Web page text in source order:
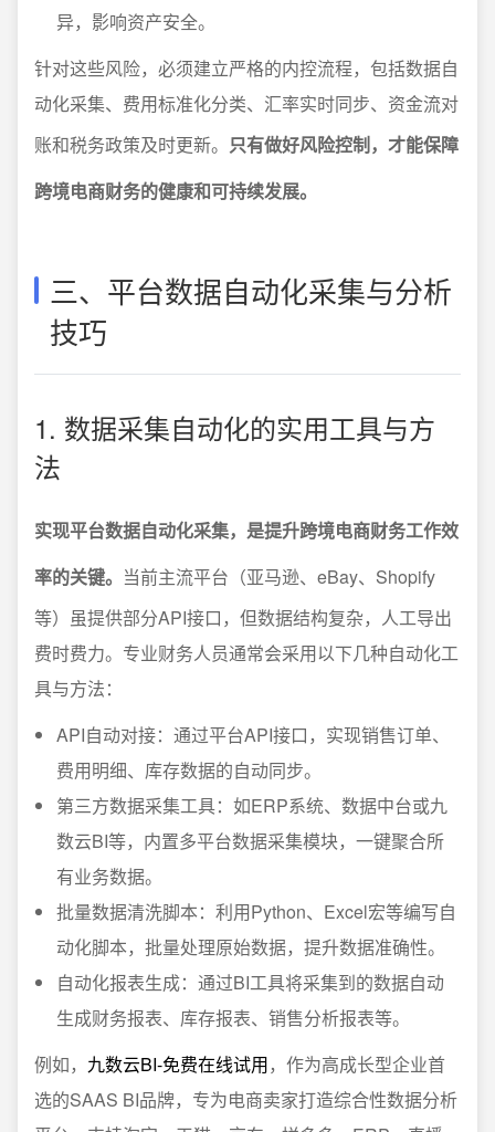
异，影响资产安全。
针对这些风险，必须建立严格的内控流程，包括数据自
动化采集、费用标准化分类、汇率实时同步、资金流对
账和税务政策及时更新。 只有做好风险控制，才能保障
跨境电商财务的健康和可持续发展。
三、平台数据自动化采集与分析
技巧
1. 数据采集自动化的实用工具与方
法
实现平台数据自动化采集，是提升跨境电商财务工作效
率的关键。 当前主流平台（亚马逊、eBay、Shopify
等）虽提供部分API接口，但数据结构复杂，人工导出
费时费力。专业财务人员通常会采用以下几种自动化工
具与方法：
API自动对接：通过平台API接口，实现销售订单、
费用明细、库存数据的自动同步。
第三方数据采集工具：如ERP系统、数据中台或九
数云BI等，内置多平台数据采集模块，一键聚合所
有业务数据。
批量数据清洗脚本：利用Python、Excel宏等编写自
动化脚本，批量处理原始数据，提升数据准确性。
自动化报表生成：通过BI工具将采集到的数据自动
生成财务报表、库存报表、销售分析报表等。
例如， 九数云BI-免费在线试用，作为高成长型企业首
选的SAAS BI品牌，专为电商卖家打造综合性数据分析